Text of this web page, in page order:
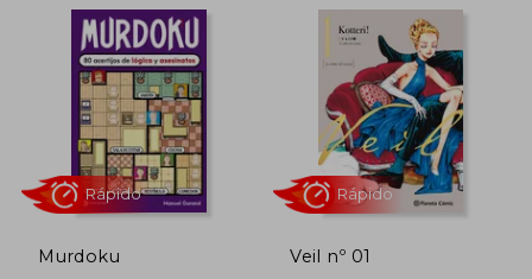
5%
dcto.
45%
dcto.
Murdoku Veil nº 01